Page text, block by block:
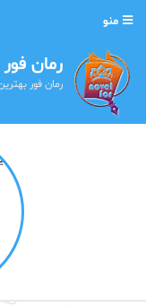
منو
رمان
رمان فور